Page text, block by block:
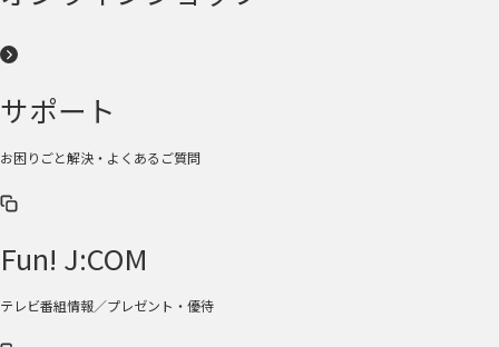
サポート
お困りごと解決・よくあるご質問
Fun! J:COM
テレビ番組情報／プレゼント・優待